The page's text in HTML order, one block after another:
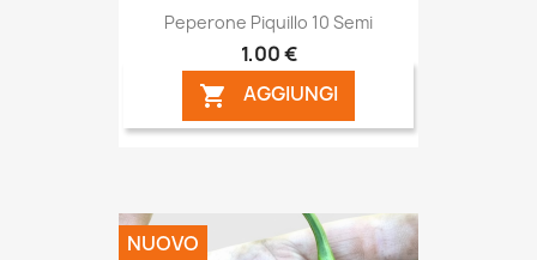
Peperone Piquillo 10 Semi
1,00 €
 AGGIUNGI
NUOVO